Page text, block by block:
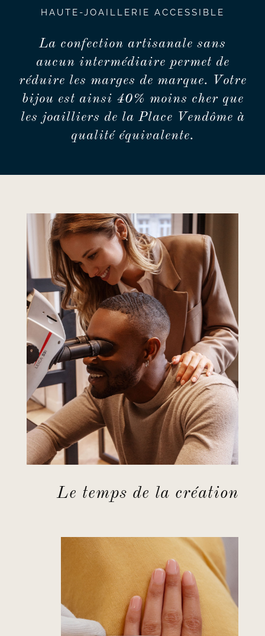
HAUTE-JOAILLERIE ACCESSIBLE
La confection artisanale sans
aucun intermédiaire permet de
réduire les marges de marque. Votre
bijou est ainsi 40% moins cher que
les joailliers de la Place Vendôme à
qualité équivalente.
Le temps de la création